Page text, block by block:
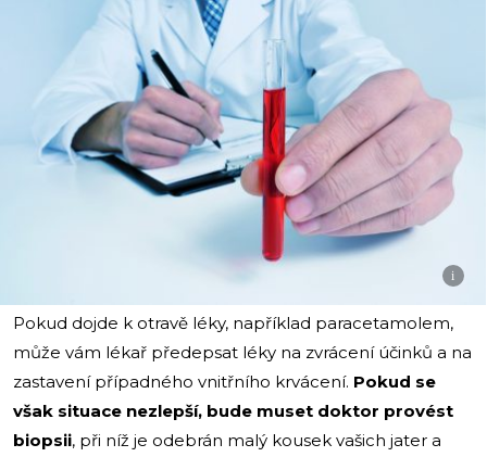
i
Pokud dojde k otravě léky, například paracetamolem,
může vám lékař předepsat léky na zvrácení účinků a na
zastavení případného vnitřního krvácení. Pokud se
však situace nezlepší, bude muset doktor provést
biopsii, při níž je odebrán malý kousek vašich jater a